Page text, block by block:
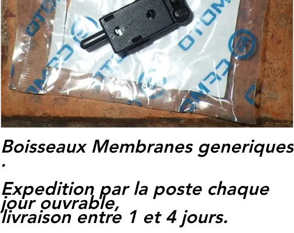
Boisseaux Membranes generiques
.
Expedition par la poste chaque
jour ouvrable,
livraison entre 1 et 4 jours.